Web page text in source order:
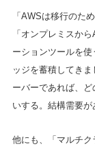
「AWSは移行のた
「オンプレミスか
ーションツールを
ッジを蓄積してき
ーバーであれば、
いする。結構需要が
他にも、「マルチク